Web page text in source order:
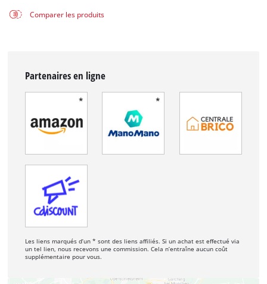
Comparer les produits
Partenaires en ligne
Les liens marqués d’un * sont des liens affiliés. Si un achat est effectué via
un tel lien, nous recevons une commission. Cela n’entraîne aucun coût
supplémentaire pour vous.